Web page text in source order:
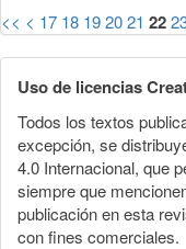
<< < 17 18 192021 22
Uso de licencias
Todos los textos
excepción, se
4.0 Internacional, que
siempre que
publicación en esta
con fines comerciales.